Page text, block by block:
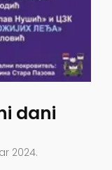
dani
2024.